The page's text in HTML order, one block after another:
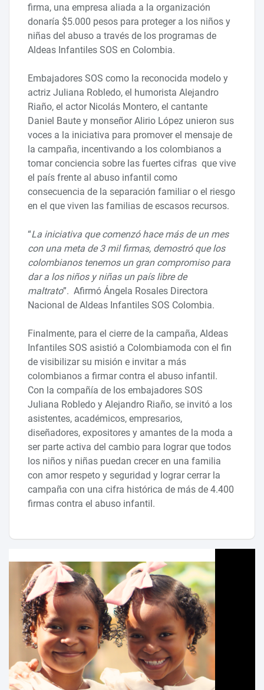
firma, una empresa aliada a la organización
donaría $5.000 pesos para proteger a los niños y
niñas del abuso a través de los programas de
Aldeas Infantiles SOS en Colombia.
Embajadores SOS como la reconocida modelo y
actriz Juliana Robledo, el humorista Alejandro
Riaño, el actor Nicolás Montero, el cantante
Daniel Baute y monseñor Alirio López unieron sus
voces a la iniciativa para promover el mensaje de
la campaña, incentivando a los colombianos a
tomar conciencia sobre las fuertes cifras que vive
el país frente al abuso infantil como
consecuencia de la separación familiar o el riesgo
en el que viven las familias de escasos recursos.
“La iniciativa que comenzó hace más de un mes
con una meta de 3 mil firmas, demostró que los
colombianos tenemos un gran compromiso para
dar a los niños y niñas un país libre de
maltrato”. Afirmó Ángela Rosales Directora
Nacional de Aldeas Infantiles SOS Colombia.
Finalmente, para el cierre de la campaña, Aldeas
Infantiles SOS asistió a Colombiamoda con el fin
de visibilizar su misión e invitar a más
colombianos a firmar contra el abuso infantil.
Con la compañía de los embajadores SOS
Juliana Robledo y Alejandro Riaño, se invitó a los
asistentes, académicos, empresarios,
diseñadores, expositores y amantes de la moda a
ser parte activa del cambio para lograr que todos
los niños y niñas puedan crecer en una familia
con amor respeto y seguridad y lograr cerrar la
campaña con una cifra histórica de más de 4.400
firmas contra el abuso infantil.